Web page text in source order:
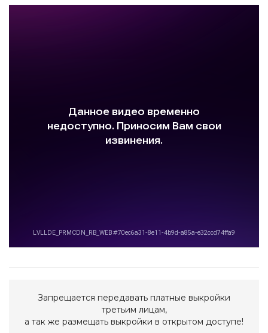
Запрещается передавать платные выкройки
третьим лицам,
а так же размещать выкройки в открытом доступе!